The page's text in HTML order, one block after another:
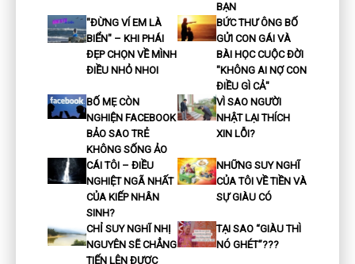
BẠN
"ĐỪNG VÍ EM LÀ
BIỂN" – KHI PHÁI
ĐẸP CHỌN VỀ MÌNH
ĐIỀU NHỎ NHOI
BỨC THƯ ÔNG BỐ
GỬI CON GÁI VÀ
BÀI HỌC CUỘC ĐỜI
"KHÔNG AI NỢ CON
ĐIỀU GÌ CẢ"
BỐ MẸ CÒN
NGHIỆN FACEBOOK
BẢO SAO TRẺ
KHÔNG SỐNG ẢO
VÌ SAO NGƯỜI
NHẬT LẠI THÍCH
XIN LỖI?
CÁI TÔI – ĐIỀU
NGHIỆT NGÃ NHẤT
CỦA KIẾP NHÂN
SINH?
NHỮNG SUY NGHĨ
CỦA TÔI VỀ TIỀN VÀ
SỰ GIÀU CÓ
CHỈ SUY NGHĨ NHỊ
NGUYÊN SẼ CHẲNG
TIẾN LÊN ĐƯỢC
TẠI SAO “GIÀU THÌ
NÓ GHÉT”???